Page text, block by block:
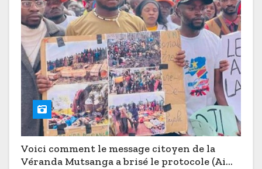
Voici comment le message citoyen de la
Véranda Mutsanga a brisé le protocole (Aimé